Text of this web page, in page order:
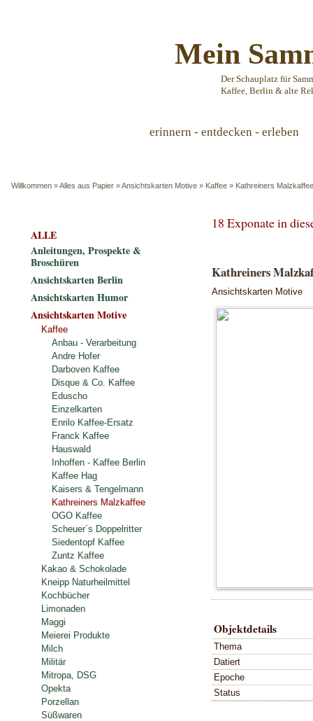
Mein
Der Schauplatz für
Kaffee, Berlin & alte
erinnern - entdecken - erleben
Willkommen »Alles aus Papier »Ansichtskarten Motive » Kaffee » Kathreiners Malzkaffee
18 Exponate in
Kathreiners
Ansichtskarten Motive
Objektdetails
Thema
Datiert
Epoche
Status
ALLE
Anleitungen, Prospekte &
Broschüren
Ansichtskarten Berlin
Ansichtskarten Humor
Ansichtskarten Motive
Kaffee
Anbau - Verarbeitung
Andre Hofer
Darboven Kaffee
Disque & Co. Kaffee
Eduscho
Einzelkarten
Enrilo Kaffee-Ersatz
Franck Kaffee
Hauswald
Inhoffen - Kaffee Berlin
Kaffee Hag
Kaisers & Tengelmann
Kathreiners Malzkaffee
OGO Kaffee
Scheuer´s Doppelritter
Siedentopf Kaffee
Zuntz Kaffee
Kakao & Schokolade
Kneipp Naturheilmittel
Kochbücher
Limonaden
Maggi
Meierei Produkte
Milch
Militär
Mitropa, DSG
Opekta
Porzellan
Süßwaren